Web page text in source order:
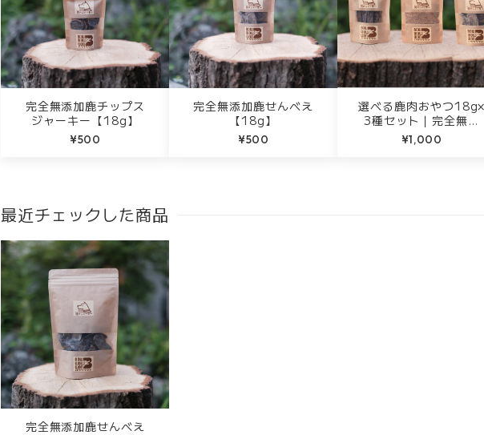
完全無添加鹿チップス
ジャーキー【18g】
¥500
完全無添加鹿せんべえ
【18g】
¥500
選べる鹿肉おやつ
3種セット｜完全無添
加・徳島産ジビエ使用
¥1,000
最近チェックした商品
完全無添加鹿せんべえ